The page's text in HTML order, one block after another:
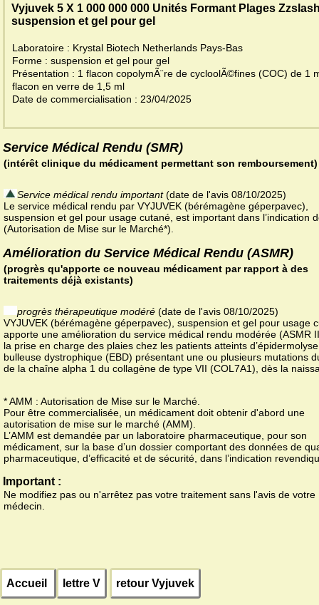
Vyjuvek 5 X 1 000 000 000 Unités Formant Plages
suspension et gel pour gel
Laboratoire : Krystal Biotech Netherlands Pays-Bas
Forme : suspension et gel pour gel
Présentation : 1 flacon copolymÃ¨re de cycloolÃ©fines (COC) de 1
flacon en verre de 1,5 ml
Date de commercialisation : 23/04/2025
Service Médical Rendu (SMR)
(intérêt clinique du médicament permettant son remboursement)
Service médical rendu important(date de l'avis 08/10/2025)
Le service médical rendu par VYJUVEK (bérémagène géperpavec),
suspension et gel pour usage cutané, est important dans l’indication
(Autorisation de Mise sur le Marché*).
Amélioration du Service Médical Rendu (ASMR)
(progrès qu'apporte ce nouveau médicament par rapport à des
traitements déjà existants)
progrès thérapeutique modéré (date de l'avis 08/10/2025)
VYJUVEK (bérémagène géperpavec), suspension et gel pour usage
apporte une amélioration du service médical rendu modérée (ASMR
la prise en charge des plaies chez les patients atteints d’épidermolyse
bulleuse dystrophique (EBD) présentant une ou plusieurs mutations
de la chaîne alpha 1 du collagène de type VII (COL7A1), dès la
* AMM : Autorisation de Mise sur le Marché.
Pour être commercialisée, un médicament doit obtenir d'abord une
autorisation de mise sur le marché (AMM).
L’AMM est demandée par un laboratoire pharmaceutique, pour son
médicament, sur la base d’un dossier comportant des données de
pharmaceutique, d’efficacité et de sécurité, dans l’indication
Important :
Ne modifiez pas ou n'arrêtez pas votre traitement sans l'avis de votre
médecin.
Accueil lettre V retour Vyjuvek